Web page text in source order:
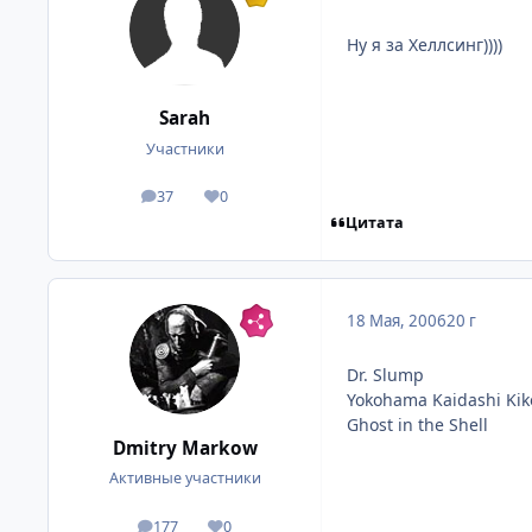
Sarah
Участники
37
посты 0
Репутация
Ну я за Хеллсинг))))
Цитата
Dmitry Markow
Активные участники
177 0
18 Мая, 200620 г
Dr. Slump
Yokohama Kaidashi
Ghost in the Shell